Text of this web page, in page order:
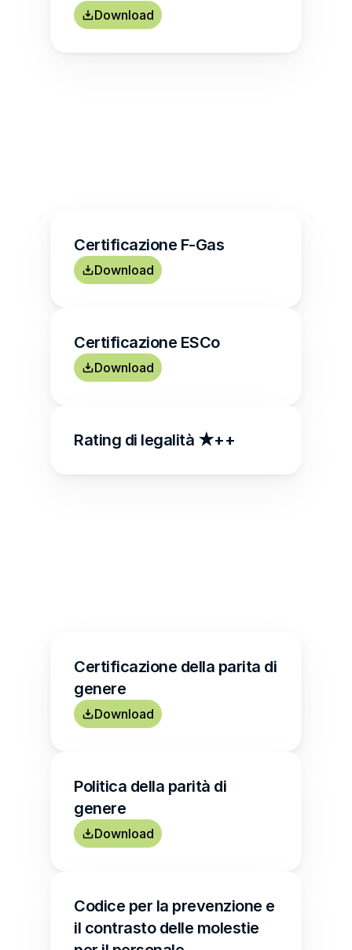
Download
Certificazione F-Gas
Download
Certificazione ESCo
Download
Rating di legalità ★++
Certificazione della parita di
genere
Download
Politica della parità di
genere
Download
Codice per la prevenzione e
il contrasto delle molestie